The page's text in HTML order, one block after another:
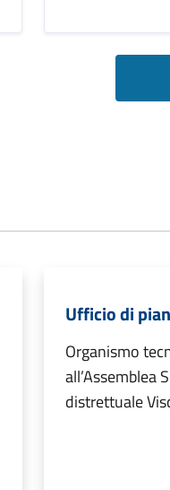
Ufficio di
Organismo
all’Assemblea
distrettuale